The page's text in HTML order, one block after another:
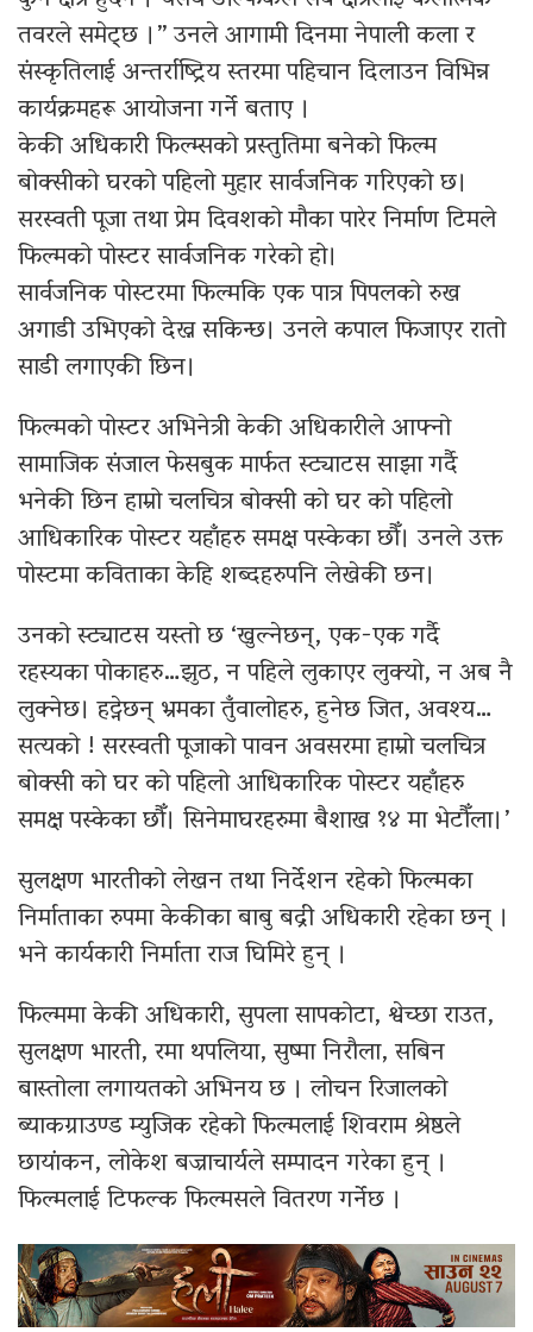
तवरले समेट्छ ।” उनले आगामी दिनमा नेपाली कला र
संस्कृतिलाई अन्तर्राष्ट्रिय स्तरमा पहिचान दिलाउन विभिन्न
कार्यक्रमहरू आयोजना गर्ने बताए ।
केकी अधिकारी फिल्म्सको प्रस्तुतिमा बनेको फिल्म
बोक्सीको घरको पहिलो मुहार सार्वजनिक गरिएको छ।
सरस्वती पूजा तथा प्रेम दिवशको मौका पारेर निर्माण टिमले
फिल्मको पोस्टर सार्वजनिक गरेको हो।
सार्वजनिक पोस्टरमा फिल्मकि एक पात्र पिपलको रुख
अगाडी उभिएको देख्न सकिन्छ। उनले कपाल फिजाएर रातो
साडी लगाएकी छिन।
फिल्मको पोस्टर अभिनेत्री केकी अधिकारीले आफ्नो
सामाजिक संजाल फेसबुक मार्फत स्ट्याटस साझा गर्दै
भनेकी छिन हाम्रो चलचित्र बोक्सी को घर को पहिलो
आधिकारिक पोस्टर यहाँहरु समक्ष पस्केका छौँ। उनले उक्त
पोस्टमा कविताका केहि शब्दहरुपनि लेखेकी छन।
उनको स्ट्याटस यस्तो छ ‘खुल्नेछन्, एक-एक गर्दै
रहस्यका पोकाहरु…झुठ, न पहिले लुकाएर लुक्यो, न अब नै
लुक्नेछ। हट्नेछन् भ्रमका तुँवालोहरु, हुनेछ जित, अवश्य…
सत्यको ! सरस्वती पूजाको पावन अवसरमा हाम्रो चलचित्र
बोक्सी को घर को पहिलो आधिकारिक पोस्टर यहाँहरु
समक्ष पस्केका छौँ। सिनेमाघरहरुमा बैशाख १४ मा भेटौँला।’
सुलक्षण भारतीको लेखन तथा निर्देशन रहेको फिल्मका
निर्माताका रुपमा केकीका बाबु बद्री अधिकारी रहेका छन् ।
भने कार्यकारी निर्माता राज घिमिरे हुन् ।
फिल्ममा केकी अधिकारी, सुपला सापकोटा, श्वेच्छा राउत,
सुलक्षण भारती, रमा थपलिया, सुष्मा निरौला, सबिन
बास्तोला लगायतको अभिनय छ । लोचन रिजालको
ब्याकग्राउण्ड म्युजिक रहेको फिल्मलाई शिवराम श्रेष्ठले
छायांकन, लोकेश बज्राचार्यले सम्पादन गरेका हुन् ।
फिल्मलाई टिफल्क फिल्मसले वितरण गर्नेछ ।